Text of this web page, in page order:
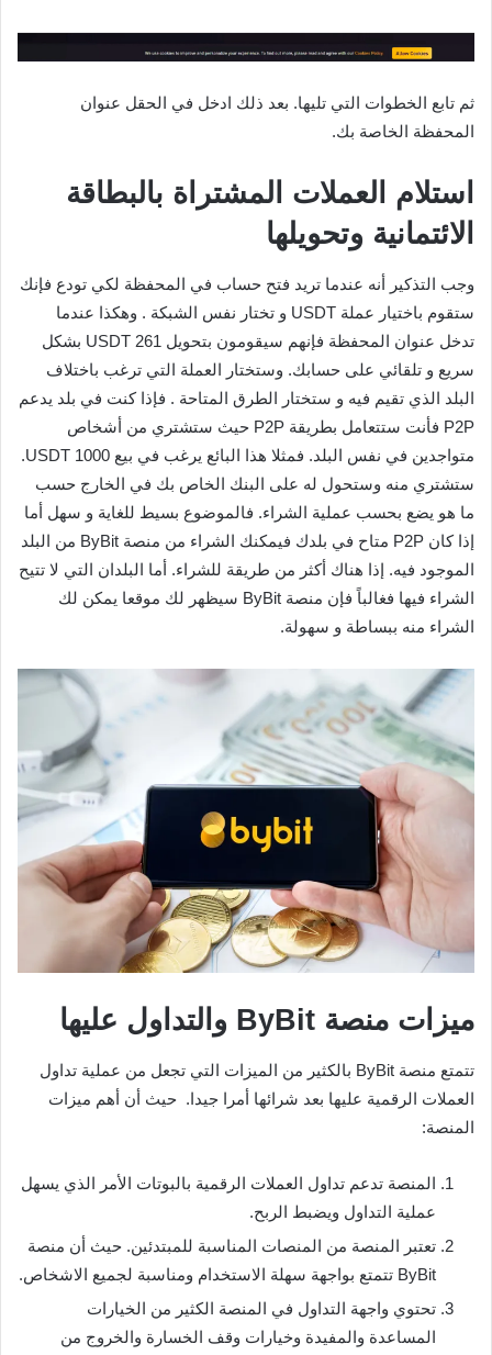
ثم تابع الخطوات التي تليها. بعد ذلك ادخل في الحقل عنوان
المحفظة الخاصة بك.
استلام العملات المشتراة بالبطاقة
الائتمانية وتحويلها
وجب التذكير أنه عندما تريد فتح حساب في المحفظة لكي تودع فإنك
ستقوم باختيار عملة USDT و تختار نفس الشبكة . وهكذا عندما
تدخل عنوان المحفظة فإنهم سيقومون بتحويل 261 USDT بشكل
سريع و تلقائي على حسابك. وستختار العملة التي ترغب باختلاف
البلد الذي تقيم فيه و ستختار الطرق المتاحة . فإذا كنت في بلد يدعم
P2P فأنت ستتعامل بطريقة P2P حيث ستشتري من أشخاص
متواجدين في نفس البلد. فمثلا هذا البائع يرغب في بيع 1000 USDT.
ستشتري منه وستحول له على البنك الخاص بك في الخارج حسب
ما هو يضع بحسب عملية الشراء. فالموضوع بسيط للغاية و سهل أما
إذا كان P2P متاح في بلدك فيمكنك الشراء من منصة ByBit من البلد
الموجود فيه. إذا هناك أكثر من طريقة للشراء. أما البلدان التي لا تتيح
الشراء فيها فغالباً فإن منصة ByBit سيظهر لك موقعا يمكن لك
الشراء منه ببساطة و سهولة.
ميزات منصة ByBit والتداول عليها
تتمتع منصة ByBit بالكثير من الميزات التي تجعل من عملية تداول
العملات الرقمية عليها بعد شرائها أمرا جيدا. حيث أن أهم ميزات
المنصة:
المنصة تدعم تداول العملات الرقمية بالبوتات الأمر الذي يسهل
عملية التداول ويضبط الربح.
تعتبر المنصة من المنصات المناسبة للمبتدئين. حيث أن منصة
ByBit تتمتع بواجهة سهلة الاستخدام ومناسبة لجميع الاشخاص.
تحتوي واجهة التداول في المنصة الكثير من الخيارات
المساعدة والمفيدة وخيارات وقف الخسارة والخروج من